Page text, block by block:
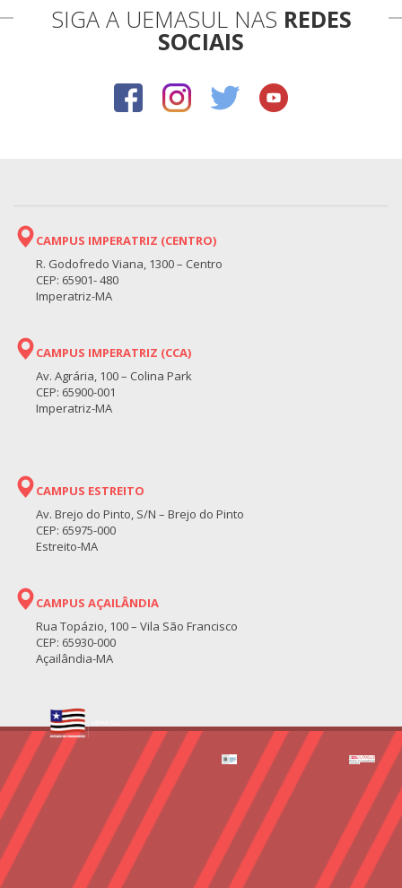
SIGA A UEMASUL NAS REDES
SOCIAIS
CAMPUS IMPERATRIZ (CENTRO)
R. Godofredo Viana, 1300 – Centro
CEP: 65901- 480
Imperatriz-MA
CAMPUS IMPERATRIZ (CCA)
Av. Agrária, 100 – Colina Park
CEP: 65900-001
Imperatriz-MA
CAMPUS ESTREITO
Av. Brejo do Pinto, S/N – Brejo do Pinto
CEP: 65975-000
Estreito-MA
CAMPUS AÇAILÂNDIA
Rua Topázio, 100 – Vila São Francisco
CEP: 65930-000
Açailândia-MA